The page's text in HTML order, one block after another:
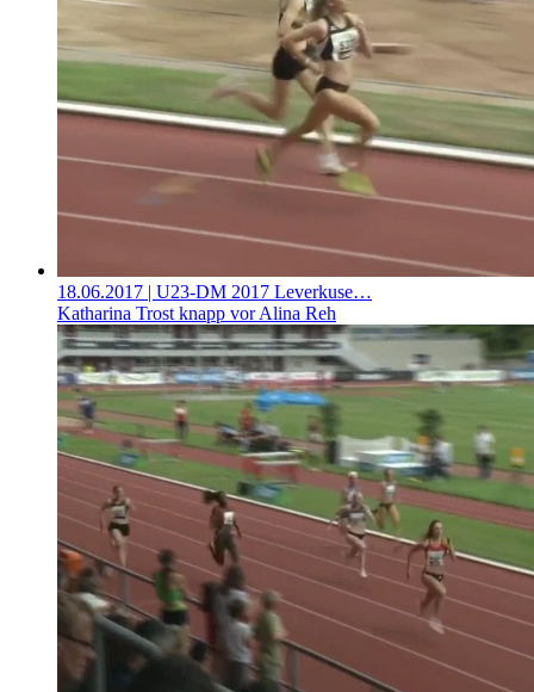
18.06.2017 | U23-DM 2017 Leverkuse…
Katharina Trost knapp vor Alina Reh